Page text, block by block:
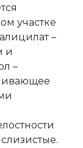
участке
–
и
–